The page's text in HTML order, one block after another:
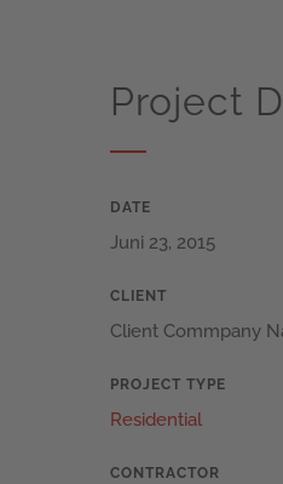
Project
DATE
Juni 23, 2015
CLIENT
Client Commpany
PROJECT TYPE
Residential
CONTRACTOR